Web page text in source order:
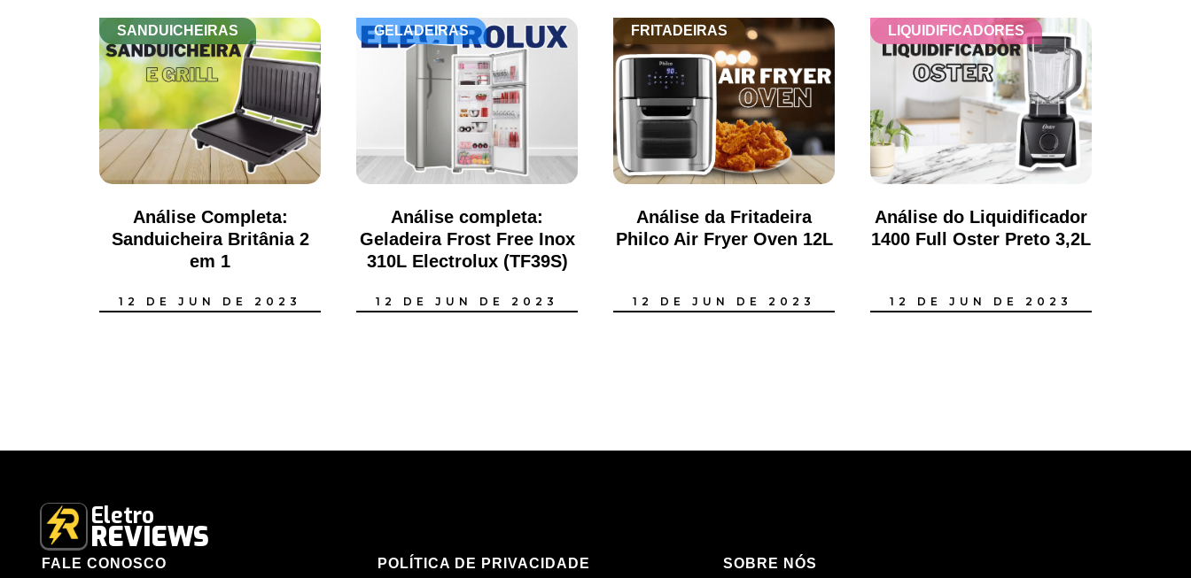
SANDUICHEIRAS
Análise Completa:
Sanduicheira Britânia 2
em 1
12 DE JUN DE 2023
GELADEIRAS
Análise completa:
Geladeira Frost Free Inox
310L Electrolux (TF39S)
12 DE JUN DE 2023
FRITADEIRAS
Análise da Fritadeira
Philco Air Fryer Oven 12L
12 DE JUN DE 2023
LIQUIDIFICADORES
Análise do Liquidificador
1400 Full Oster Preto 3,2L
12 DE JUN DE 2023
Eletro
REVIEWS
FALE CONOSCO POLÍTICA DE PRIVACIDADE SOBRE NÓS